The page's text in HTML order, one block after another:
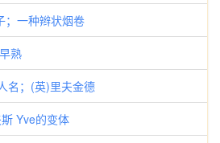
一种辫状烟卷
熟
；(英)里夫金德
Yve的变体